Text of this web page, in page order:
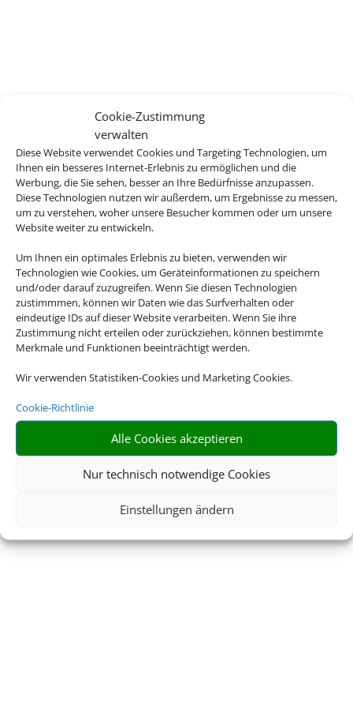
Cookie-Zustimmung
verwalten
Diese Website verwendet Cookies und Targeting Technologien, um
Ihnen ein besseres Internet-Erlebnis zu ermöglichen und die
Werbung, die Sie sehen, besser an Ihre Bedürfnisse anzupassen.
Diese Technologien nutzen wir außerdem, um Ergebnisse zu messen,
um zu verstehen, woher unsere Besucher kommen oder um unsere
Website weiter zu entwickeln.
Um Ihnen ein optimales Erlebnis zu bieten, verwenden wir
Technologien wie Cookies, um Geräteinformationen zu speichern
und/oder darauf zuzugreifen. Wenn Sie diesen Technologien
zustimmmen, können wir Daten wie das Surfverhalten oder
eindeutige IDs auf dieser Website verarbeiten. Wenn Sie ihre
Zustimmung nicht erteilen oder zurückziehen, können bestimmte
Merkmale und Funktionen beeinträchtigt werden.
Wir verwenden Statistiken-Cookies und Marketing Cookies.
Cookie-Richtlinie
Alle Cookies akzeptieren
Nur technisch notwendige Cookies
Einstellungen ändern